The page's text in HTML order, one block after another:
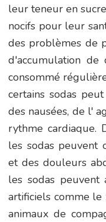
leur teneur en
nocifs pour leur
des problèmes de
d'accumulation
consommé
certains sodas
des nausées, de l'
rythme cardiaque.
les sodas peuvent
et des douleurs
les sodas peuvent
artificiels comme
animaux de